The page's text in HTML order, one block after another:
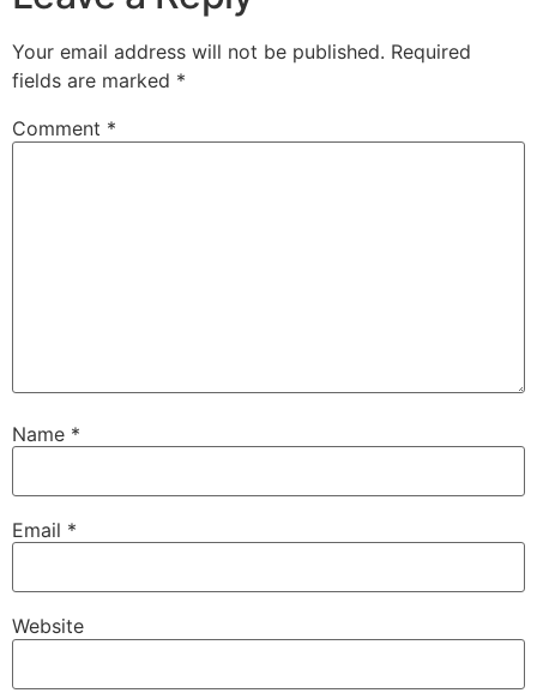
Your email address will not be published. Required
fields are marked *
Comment *
Name *
Email *
Website